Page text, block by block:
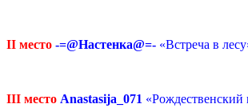
II место -=@Настенка@=- «Встреча в
III место Anastasija_071 «Рождественский